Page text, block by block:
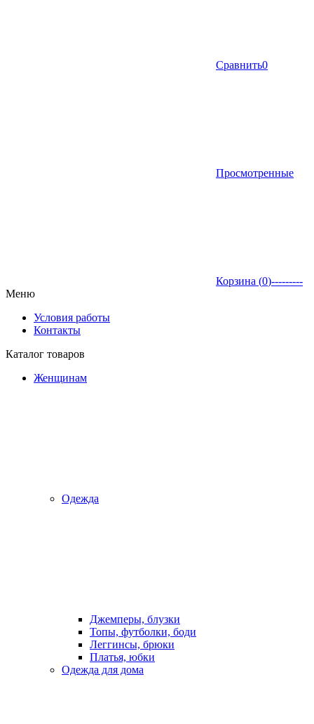
Сравнить0
Просмотренные
Корзина (0)---------
Меню
Условия работы
Контакты
Каталог товаров
Женщинам
Одежда
Джемперы, блузки
Топы, футболки, боди
Леггинсы, брюки
Платья, юбки
Одежда для дома